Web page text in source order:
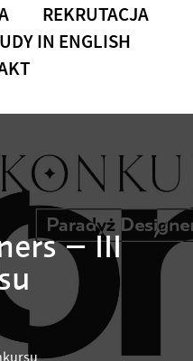
REKRUTACJA
IN ENGLISH
– III